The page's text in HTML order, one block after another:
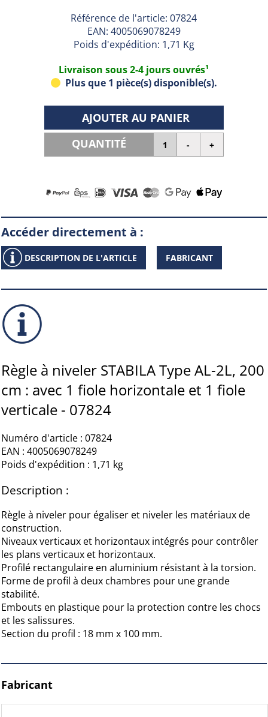
Référence de l'article:07824
EAN: 4005069078249
Poids d'expédition: 1,71 Kg
Livraison sous 2-4 jours ouvrés¹
Plus que 1 pièce(s) disponible(s).
AJOUTER AU PANIER
QUANTITÉ
Accéder directement à :
DESCRIPTION DE L'ARTICLE FABRICANT
Règle à niveler STABILA Type AL-2L, 200
cm : avec 1 fiole horizontale et 1 fiole
verticale - 07824
Numéro d'article : 07824
EAN : 4005069078249
Poids d'expédition : 1,71 kg
Description :
Règle à niveler pour égaliser et niveler les matériaux de
construction.
Niveaux verticaux et horizontaux intégrés pour contrôler
les plans verticaux et horizontaux.
Profilé rectangulaire en aluminium résistant à la torsion.
Forme de profil à deux chambres pour une grande
stabilité.
Embouts en plastique pour la protection contre les chocs
et les salissures.
Section du profil : 18 mm x 100 mm.
Fabricant